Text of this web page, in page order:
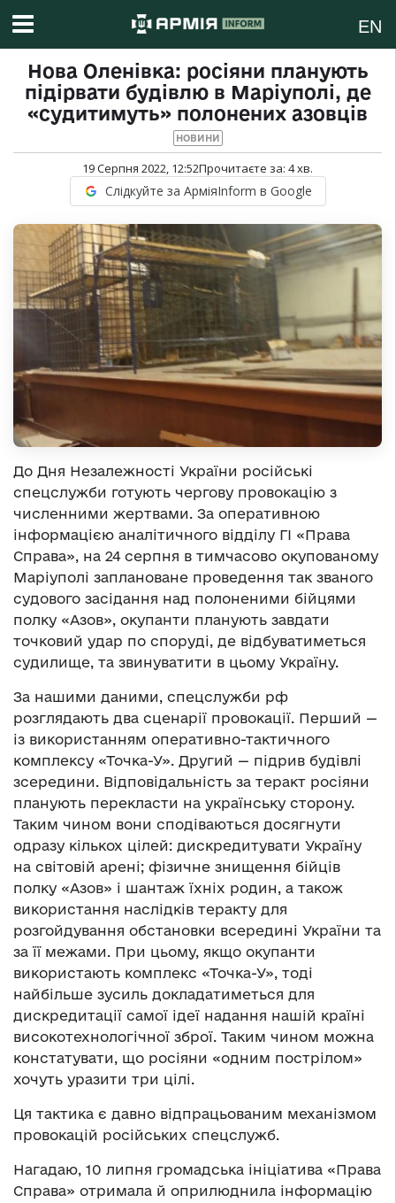
EN
Нова Оленівка: росіяни планують
підірвати будівлю в Маріуполі, де
«судитимуть» полонених азовців
НОВИНИ
19 Серпня 2022, 12:52Прочитаєте за: 4хв.
Слідкуйте за АрміяInform в Google
До Дня Незалежності України російські
спецслужби готують чергову провокацію з
численними жертвами. За оперативною
інформацією аналітичного відділу ГІ «Права
Справа», на 24 серпня в тимчасово окупованому
Маріуполі заплановане проведення так званого
судового засідання над полоненими бійцями
полку «Азов», окупанти планують завдати
точковий удар по споруді, де відбуватиметься
судилище, та звинуватити в цьому Україну.
За нашими даними, спецслужби рф
розглядають два сценарії провокації. Перший —
із використанням оперативно-тактичного
комплексу «Точка-У». Другий — підрив будівлі
зсередини. Відповідальність за теракт росіяни
планують перекласти на українську сторону.
Таким чином вони сподіваються досягнути
одразу кількох цілей: дискредитувати Україну
на світовій арені; фізичне знищення бійців
полку «Азов» і шантаж їхніх родин, а також
використання наслідків теракту для
розгойдування обстановки всередині України та
за її межами. При цьому, якщо окупанти
використають комплекс «Точка-У», тоді
найбільше зусиль докладатиметься для
дискредитації самої ідеї надання нашій країні
високотехнологічної зброї. Таким чином можна
констатувати, що росіяни «одним пострілом»
хочуть уразити три цілі.
Ця тактика є давно відпрацьованим механізмом
провокацій російських спецслужб.
Нагадаю, 10 липня громадська ініціатива «Права
Справа» отримала й оприлюднила інформацію